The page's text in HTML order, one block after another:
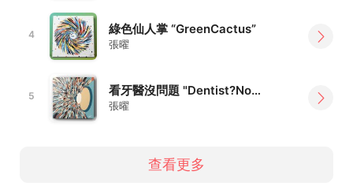
4 綠色仙人掌 “GreenCactus”
張曜
5 看牙醫沒問題 "Dentist?NoProblem"
張曜
查看更多